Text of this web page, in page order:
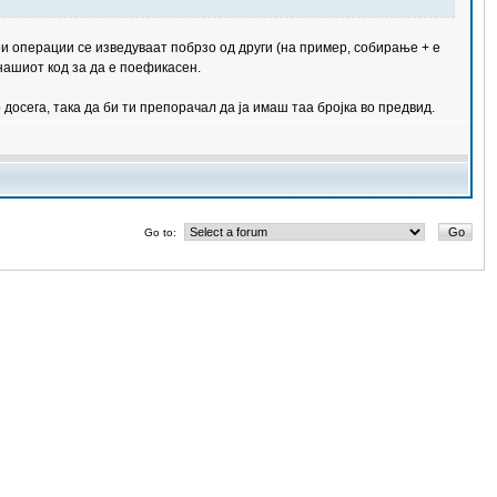
операции се изведуваат побрзо од други (на пример, собирање + е
код за да е поефикасен.
така да би ти препорачал да ја имаш таа бројка во предвид.
Go to: